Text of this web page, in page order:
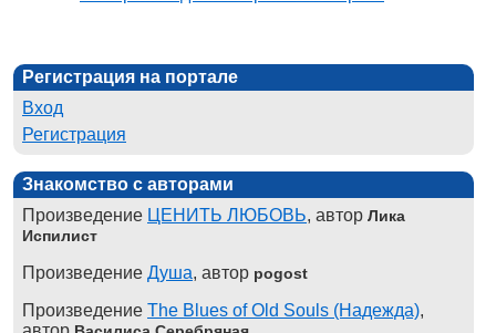
Регистрация на портале
Вход
Регистрация
Знакомство с авторами
Произведение ЦЕНИТЬ ЛЮБОВЬ, автор Лика
Испилист
Произведение Душа, автор pogost
Произведение The Blues of Old Souls (Надежда),